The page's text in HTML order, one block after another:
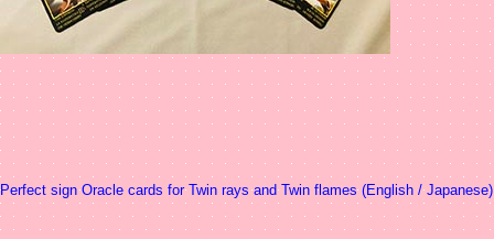
Perfect sign Oracle cards for Twin rays and Twin flames (English / Japanese)